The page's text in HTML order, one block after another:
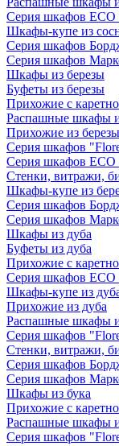
Серия шкафов ECO
Шкафы-купе из
Серия шкафов
Серия шкафов
Шкафы из березы
Буфеты из березы
Прихожие с
Распашные шкафы
Прихожие из березы
Серия шкафов
Серия шкафов ECO
Стенки, витражи,
Шкафы-купе из
Серия шкафов
Серия шкафов
Шкафы из дуба
Буфеты из дуба
Прихожие с
Серия шкафов ECO
Шкафы-купе из
Прихожие из дуба
Распашные шкафы
Серия шкафов
Стенки, витражи,
Серия шкафов
Серия шкафов
Шкафы из бука
Прихожие с
Распашные шкафы
Серия шкафов